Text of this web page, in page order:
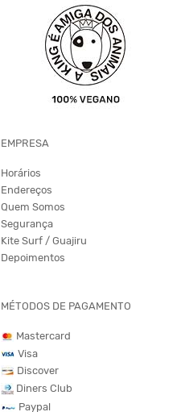
EMPRESA
Horários
Endereços
Quem Somos
Segurança
Kite Surf / Guajiru
Depoimentos
MÉTODOS DE PAGAMENTO
Mastercard
Visa
Discover
Diners Club
Paypal